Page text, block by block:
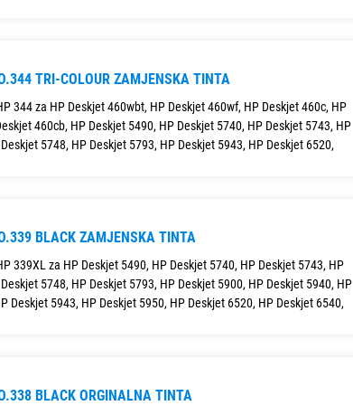
TRI-COLOUR ZAMJENSKA TINTA
344 za HP Deskjet 460wbt, HP Deskjet 460wf, HP Deskjet 460c, HP
460cb, HP Deskjet 5490, HP Deskjet 5740, HP Deskjet 5743, HP
5748, HP Deskjet 5793, HP Deskjet 5943, HP Deskjet 6520,
BLACK ZAMJENSKA TINTA
339XL za HP Deskjet 5490, HP Deskjet 5740, HP Deskjet 5743, HP
5748, HP Deskjet 5793, HP Deskjet 5900, HP Deskjet 5940, HP
Deskjet 5943, HP Deskjet 5950, HP Deskjet 6520, HP Deskjet 6540,
BLACK ORGINALNA TINTA